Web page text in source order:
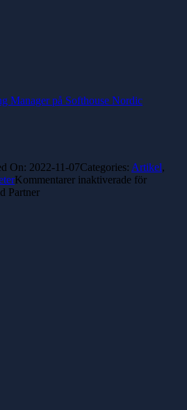
Manager på Softhouse Nordic
On: 2022-11-07Categories: Artikel,
Kommentarer inaktiverade för
Partner